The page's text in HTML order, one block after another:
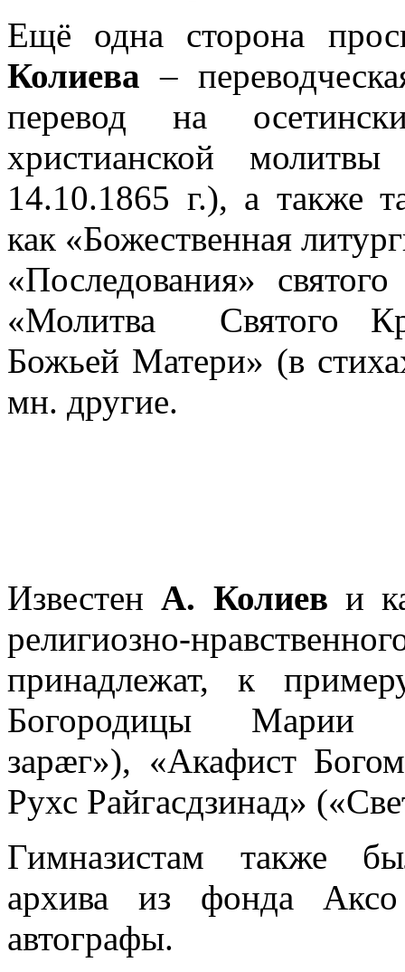
Ещё одна сторона
Колиева –
перевод на
христианской
14.10.1865 г.), а также
как «Божественная
«Последования»
«Молитва Святого
Божьей Матери» (в
мн. другие.
ИзвестенА. Колиев и
религиозно-
принадлежат, к
Богородицы
зарæг»), «Акафист
Рухс Райгасдзинад»
Гимназистам также
архива из фонда
автографы.